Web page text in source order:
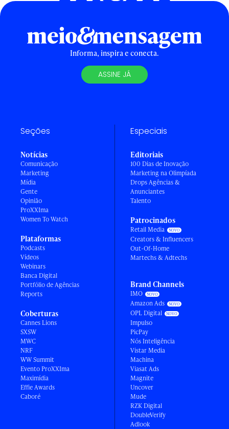
Informa, inspira e conecta.
ASSINE JÁ
Seções
Notícias
Comunicação
Marketing
Mídia
Gente
Opinião
ProXXIma
Women To Watch
Plataformas
Podcasts
Vídeos
Webinars
Banca Digital
Portfólio de Agências
Reports
Coberturas
Cannes Lions
SXSW
MWC
NRF
WW Summit
Evento ProXXIma
Maximídia
Effie Awards
Caboré
Especiais
Editoriais
100 Dias de Inovação
Marketing na Olimpíada
Drops Agências &
Anunciantes
Talento
Patrocinados
Retail Media
Creators & Influencers
Out-Of-Home
Martechs & Adtechs
Brand Channels
IMO
Amazon Ads
OPL Digital
Impulso
PicPay
Nós Inteligência
Vistar Media
Machina
Viasat Ads
Magnite
Uncover
Mude
RZK Digital
DoubleVerify
Adlook